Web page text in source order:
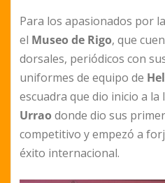
Para los apasionados por
el Museo de Rigo, que
dorsales, periódicos con
uniformes de equipo de
escuadra que dio inicio a la
Urrao donde dio sus
competitivo y empezó a
éxito internacional.